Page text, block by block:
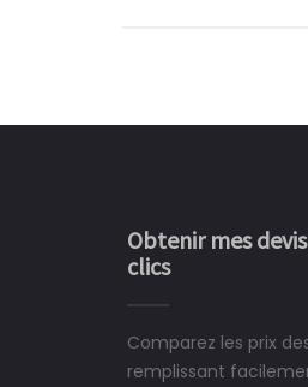
Obtenir mes
clics
Comparez les prix
remplissant